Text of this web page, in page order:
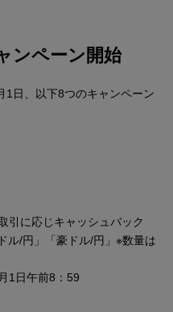
ンペーン開始
1日、以下8つのキャンペーン
引に応じキャッシュバック
ル/円」「豪ドル/円」※数量は
1日午前8：59